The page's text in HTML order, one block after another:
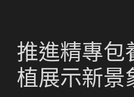
推進精專包
植展示新景